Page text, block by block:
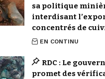
sa politique
interdisant
concentrés de
EN CONTINU
RDC : Le
promet des